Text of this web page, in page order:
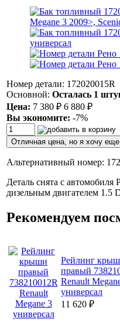
Номер детали: 172020015R
Основной: Осталась 1
Цена: 7 380 ₽ 6 880 ₽
Вы экономите: -7%
Отличная цена, но я хочу
Альтернативный номер:
Деталь снята с
дизельным двигателем 1.5
Рекомендуем
Рейлинг
правый
Renault
универсал
11 620 ₽